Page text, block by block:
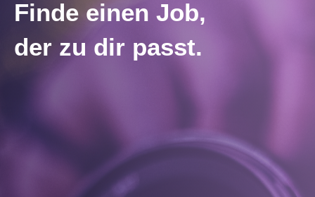
Finde einen Job,
der zu dir passt.